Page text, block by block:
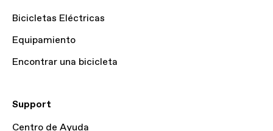
Bicicletas Eléctricas
Equipamiento
Encontrar una bicicleta
Support
Centro de Ayuda